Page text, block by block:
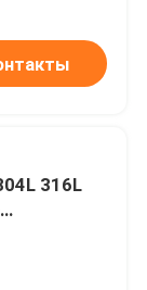
316L
2 x 2